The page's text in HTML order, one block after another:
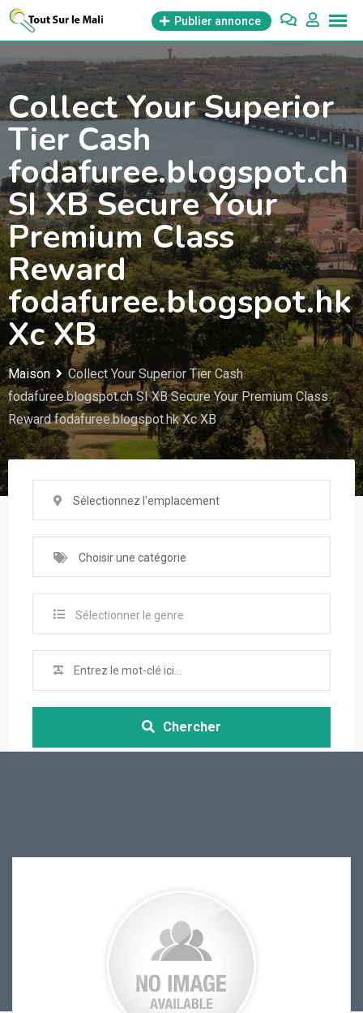
Aller
Publier annonce
Collect Your Superior
Tier Cash
fodafuree.blogspot.ch
SI XB Secure Your
Premium Class
Reward
fodafuree.blogspot.hk
Xc XB
Maison
Collect Your Superior Tier Cash
fodafuree.blogspot.ch SI XB Secure Your Premium Class
Reward fodafuree.blogspot.hk Xc XB
Sélectionnez l'emplacement
Choisir une catégorie
Sélectionner le genre
Chercher